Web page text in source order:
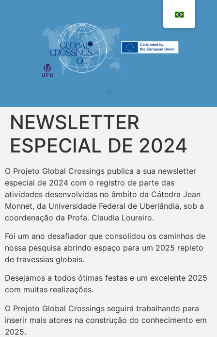
NEWSLETTER
ESPECIAL DE 2024
O Projeto Global Crossings publica a sua newsletter
especial de 2024 com o registro de parte das
atividades desenvolvidas no âmbito da Cátedra Jean
Monnet, da Universidade Federal de Uberlândia, sob a
coordenação da Profa. Claudia Loureiro.
Foi um ano desafiador que consolidou os caminhos de
nossa pesquisa abrindo espaço para um 2025 repleto
de travessias globais.
Desejamos a todos ótimas festas e um excelente 2025
com muitas realizações.
O Projeto Global Crossings seguirá trabalhando para
inserir mais atores na construção do conhecimento em
2025.